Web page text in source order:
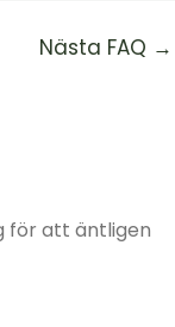
Nästa FAQ →
för att äntligen